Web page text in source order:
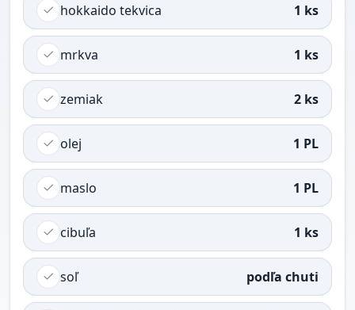
hokkaido tekvica 1 ks
mrkva 1 ks
zemiak 2 ks
olej 1 PL
maslo 1 PL
cibuľa 1 ks
soľ podľa chuti